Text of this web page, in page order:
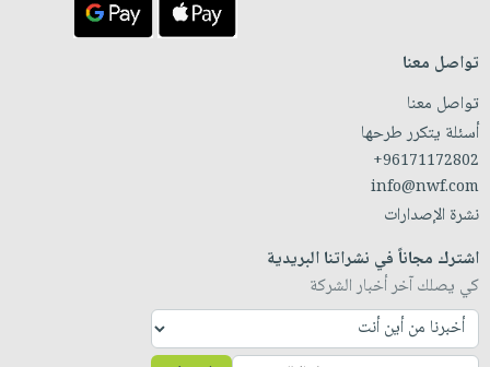
تواصل معنا
تواصل معنا
أسئلة يتكرر طرحها
+96171172802
info@nwf.com
نشرة الإصدارات
اشترك مجاناً في نشراتنا البريدية
كي يصلك آخر أخبار الشركة